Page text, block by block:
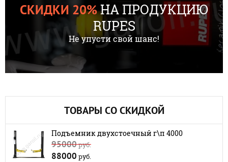
СКИДКИ 20%НА ПРОДУКЦИЮ
RUPES
Не упусти свой шанс!
ТОВАРЫ СО СКИДКОЙ
Подъемник двухстоечный г\п 4000
95000руб.
88000 руб.